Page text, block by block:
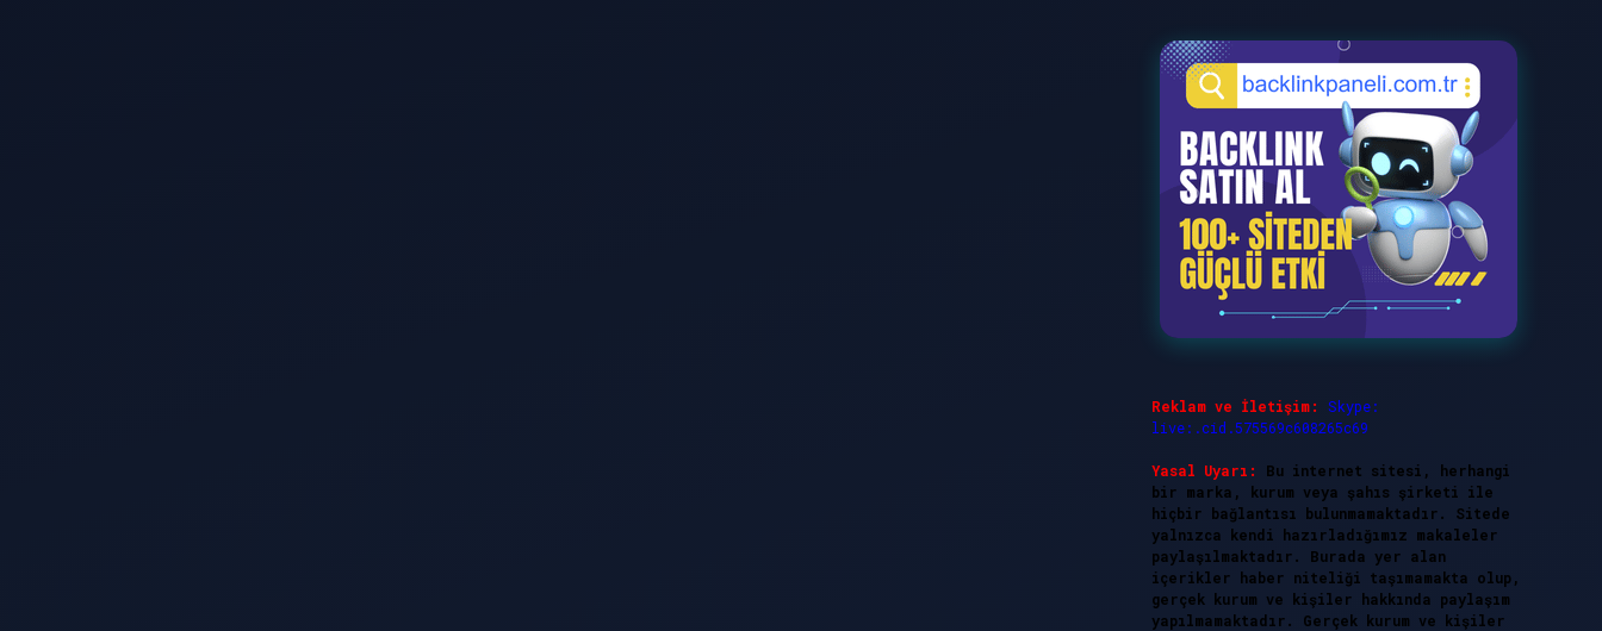
Reklam ve İletişim:
Skype:
live:.cid.575569c608265c69
Yasal Uyarı:
Bu internet sitesi, herhangi
bir marka, kurum veya şahıs şirketi ile
hiçbir bağlantısı bulunmamaktadır. Sitede
yalnızca kendi hazırladığımız makaleler
paylaşılmaktadır. Burada yer alan
içerikler haber niteliği taşımamakta olup,
gerçek kurum ve kişiler hakkında paylaşım
yapılmamaktadır. Gerçek kurum ve kişiler